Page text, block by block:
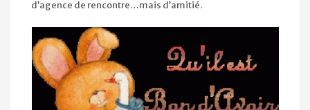
d’agence de rencontre…mais d’amitié.